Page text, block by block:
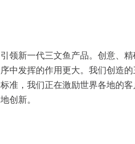
引领新一代三文鱼产品。创意、
序中发挥的作用更大。我们创造
标准，我们正在激励世界各地的
地创新。